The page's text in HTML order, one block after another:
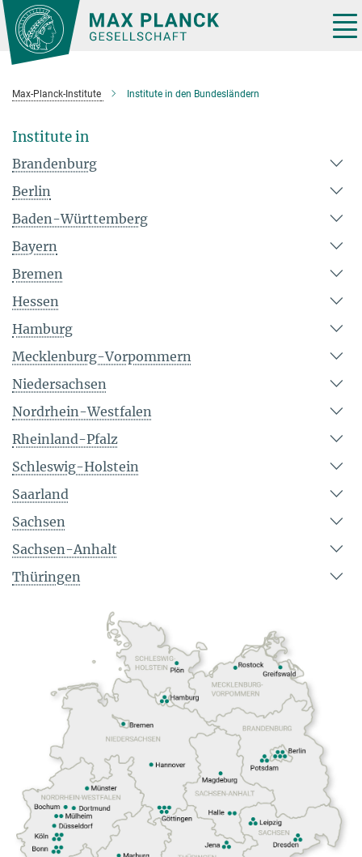
Hauptinhalt
Max-Planck-Institute Institute in den Bundesländern
Institute in
Brandenburg
Berlin
Baden-Württemberg
Bayern
Bremen
Hessen
Hamburg
Mecklenburg-Vorpommern
Niedersachsen
Nordrhein-Westfalen
Rheinland-Pfalz
Schleswig-Holstein
Saarland
Sachsen
Sachsen-Anhalt
Thüringen